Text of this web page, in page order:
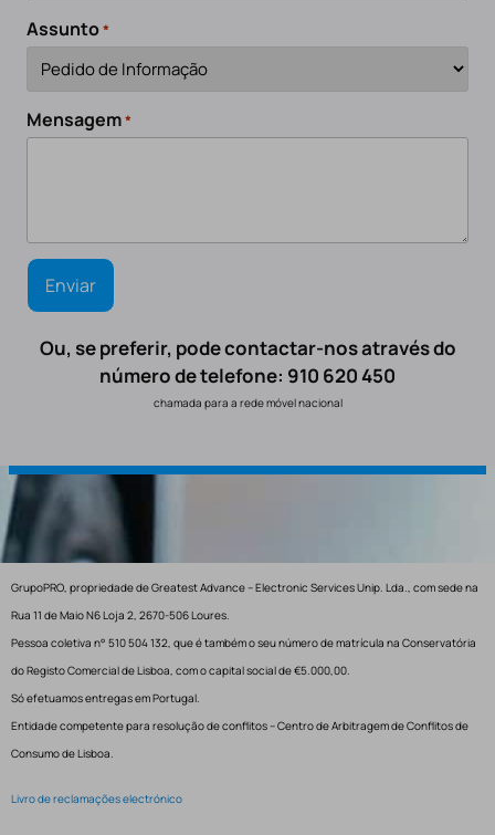
Assunto*
Mensagem*
Ou, se preferir, pode contactar-nos através do
número de telefone: 910 620 450
chamada para a rede móvel nacional
GrupoPRO, propriedade de Greatest Advance – Electronic Services Unip. Lda., com sede na
Rua 11 de Maio N6 Loja 2, 2670-506 Loures.
Pessoa coletiva n° 510 504 132, que é também o seu número de matrícula na Conservatória
do Registo Comercial de Lisboa, com o capital social de €5.000,00.
Só efetuamos entregas em Portugal.
Entidade competente para resolução de conflitos – Centro de Arbitragem de Conflitos de
Consumo de Lisboa.
Livro de reclamações electrónico